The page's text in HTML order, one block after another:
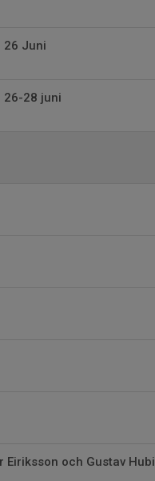
26 Juni
26-28 juni
Eiriksson och Gustav Hubi